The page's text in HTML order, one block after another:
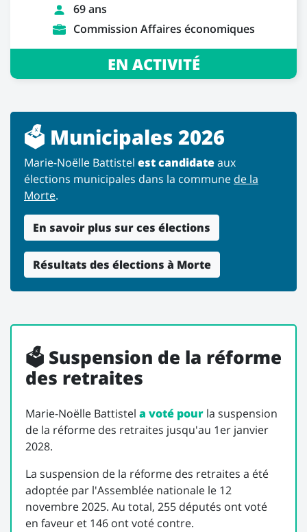
69 ans
Commission Affaires économiques
EN ACTIVITÉ
🗳️ Municipales 2026
Marie-Noëlle Battistel est candidateaux
élections municipales dans la commune de la
Morte.
En savoir plus sur ces élections
Résultats des élections à Morte
🗳️ Suspension de la réforme
des retraites
Marie-Noëlle Battistel a voté pour la suspension
de la réforme des retraites jusqu'au 1er janvier
2028.
La suspension de la réforme des retraites a été
adoptée par l'Assemblée nationale le 12
novembre 2025. Au total, 255 députés ont voté
en faveur et 146 ont voté contre.